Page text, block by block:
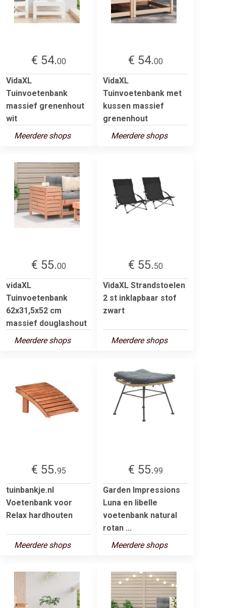
€ 54.00
VidaXL
Tuinvoetenbank
massief grenenhout
wit
Meerdere shops
€ 54.00
VidaXL
Tuinvoetenbank met
kussen massief
grenenhout
Meerdere shops
€ 55.00
vidaXL
Tuinvoetenbank
62x31,5x52 cm
massief douglashout
Meerdere shops
€ 55.50
VidaXL Strandstoelen
2 st inklapbaar stof
zwart
Meerdere shops
€ 55.95
tuinbankje.nl
Voetenbank voor
Relax hardhouten
Meerdere shops
€ 55.99
Garden Impressions
Luna en libelle
voetenbank natural
rotan ...
Meerdere shops